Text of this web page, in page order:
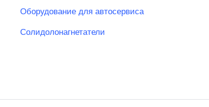
Оборудование для автосервиса
Солидолонагнетатели